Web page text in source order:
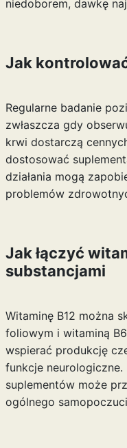
niedoborem, dawkę
Jak
Regularne badanie
zwłaszcza gdy
krwi dostarczą
dostosować
działania mogą
problemów
Jak łączyć
substancjami
Witaminę B12 można
foliowym i witaminą
wspierać produkcję
funkcje neurologiczne.
suplementów może
ogólnego